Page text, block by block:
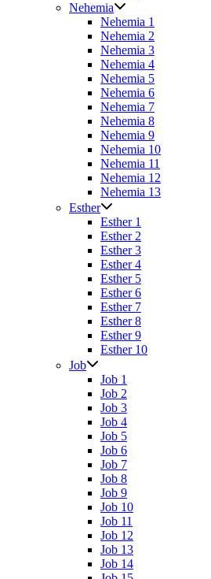
Nehemia
Nehemia 1
Nehemia 2
Nehemia 3
Nehemia 4
Nehemia 5
Nehemia 6
Nehemia 7
Nehemia 8
Nehemia 9
Nehemia 10
Nehemia 11
Nehemia 12
Nehemia 13
Esther
Esther 1
Esther 2
Esther 3
Esther 4
Esther 5
Esther 6
Esther 7
Esther 8
Esther 9
Esther 10
Job
Job 1
Job 2
Job 3
Job 4
Job 5
Job 6
Job 7
Job 8
Job 9
Job 10
Job 11
Job 12
Job 13
Job 14